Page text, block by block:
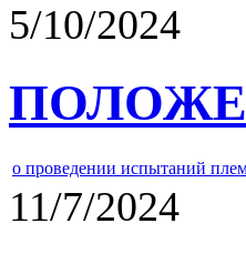
5/10/2024
о проведении испытаний
11/7/2024